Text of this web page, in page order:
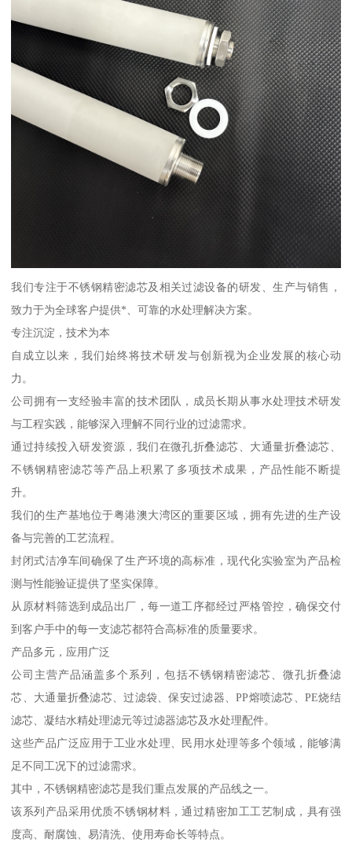
我们专注于不锈钢精密滤芯及相关过滤设备的研发、生产与销售，
致力于为全球客户提供*、可靠的水处理解决方案。
专注沉淀，技术为本
自成立以来，我们始终将技术研发与创新视为企业发展的核心动
力。
公司拥有一支经验丰富的技术团队，成员长期从事水处理技术研发
与工程实践，能够深入理解不同行业的过滤需求。
通过持续投入研发资源，我们在微孔折叠滤芯、大通量折叠滤芯、
不锈钢精密滤芯等产品上积累了多项技术成果，产品性能不断提
升。
我们的生产基地位于粤港澳大湾区的重要区域，拥有先进的生产设
备与完善的工艺流程。
封闭式洁净车间确保了生产环境的高标准，现代化实验室为产品检
测与性能验证提供了坚实保障。
从原材料筛选到成品出厂，每一道工序都经过严格管控，确保交付
到客户手中的每一支滤芯都符合高标准的质量要求。
产品多元，应用广泛
公司主营产品涵盖多个系列，包括不锈钢精密滤芯、微孔折叠滤
芯、大通量折叠滤芯、过滤袋、保安过滤器、PP熔喷滤芯、PE烧结
滤芯、凝结水精处理滤元等过滤器滤芯及水处理配件。
这些产品广泛应用于工业水处理、民用水处理等多个领域，能够满
足不同工况下的过滤需求。
其中，不锈钢精密滤芯是我们重点发展的产品线之一。
该系列产品采用优质不锈钢材料，通过精密加工工艺制成，具有强
度高、耐腐蚀、易清洗、使用寿命长等特点。